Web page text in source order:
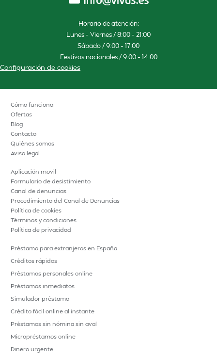
Horario de atención:
Lunes – Viernes / 8:00 – 21:00
Sábado / 9:00 – 17:00
Festivos nacionales / 9:00 – 14:00
Configuración de cookies
Cómo funciona
Ofertas
Blog
Contacto
Quiénes somos
Aviso legal
Aplicación movil
Formulario de desistimiento
Canal de denuncias
Procedimiento del Canal de Denuncias
Política de cookies
Términos y condiciones
Política de privacidad
Préstamo para extranjeros en España
Créditos rápidos
Préstamos personales online
Préstamos inmediatos
Simulador préstamo
Crédito fácil online al instante
Préstamos sin nómina sin aval
Micropréstamos online
Dinero urgente